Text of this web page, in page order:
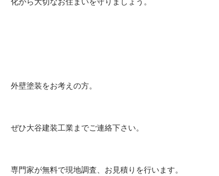
外壁塗装をお考えの方。
ぜひ大谷建装工業までご連絡下さい。
専門家が無料で現地調査、お見積りを行います。